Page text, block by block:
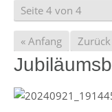
Seite 4 von 4
« Anfang Zurück